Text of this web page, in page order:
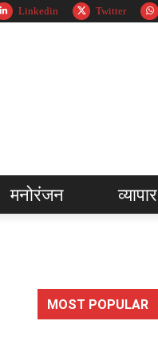
Linkedin Twitter
मनोरंजन व्यापार
MOST POPULAR